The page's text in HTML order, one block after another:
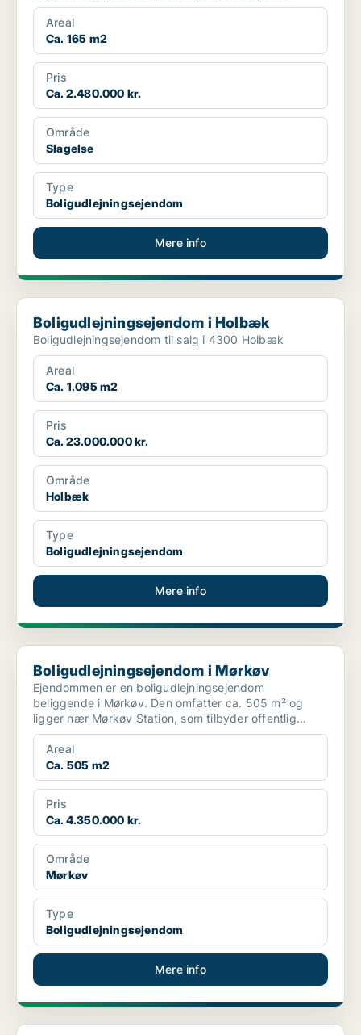
Areal
Ca. 165 m2
Pris
Ca. 2.480.000 kr.
Område
Slagelse
Type
Boligudlejningsejendom
Mere info
Boligudlejningsejendom i Holbæk
Boligudlejningsejendom i Holbæk
Boligudlejningsejendom til salg i 4300 Holbæk
Areal
Ca. 1.095 m2
Pris
Ca. 23.000.000 kr.
Område
Holbæk
Type
Boligudlejningsejendom
Mere info
Boligudlejningsejendom i Mørkøv
Boligudlejningsejendom i Mørkøv
Ejendommen er en boligudlejningsejendom
beliggende i Mørkøv. Den omfatter ca. 505 m² og
ligger nær Mørkøv Station, som tilbyder offentlig
transport. I næromr...
Areal
Ca. 505 m2
Pris
Ca. 4.350.000 kr.
Område
Mørkøv
Type
Boligudlejningsejendom
Mere info
Boligudlejningsejendom i Store Heddinge